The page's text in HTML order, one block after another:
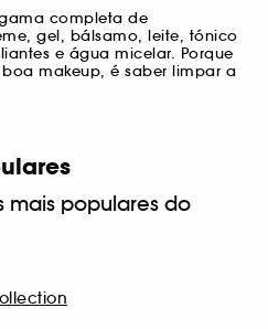
completa de
gel, bálsamo, leite, tónico
e água micelar. Porque
makeup, é saber limpar a
mais populares do